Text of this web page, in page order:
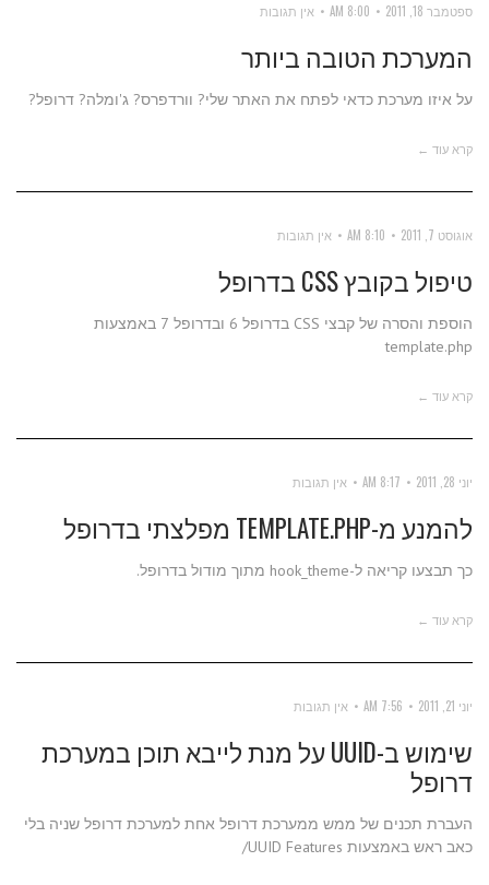
ספטמבר 18, 2011 8:00 AM אין תגובות
המערכת הטובה ביותר
על איזו מערכת כדאי לפתח את האתר שלי? וורדפרס? ג'ומלה? דרופל?
קרא עוד ←
אוגוסט 7, 2011 8:10 AM אין תגובות
טיפול בקובץ CSS בדרופל
הוספת והסרה של קבצי CSS בדרופל 6 ובדרופל 7 באמצעות
template.php
קרא עוד ←
יוני 28, 2011 8:17 AM אין תגובות
להמנע מ-TEMPLATE.PHP מפלצתי בדרופל
כך תבצעו קריאה ל-hook_theme מתוך מודול בדרופל.
קרא עוד ←
יוני 21, 2011 7:56 AM אין תגובות
שימוש ב-UUID על מנת לייבא תוכן במערכת
דרופל
העברת תכנים של ממש ממערכת דרופל אחת למערכת דרופל שניה בלי
כאב ראש באמצעות UUID Features/